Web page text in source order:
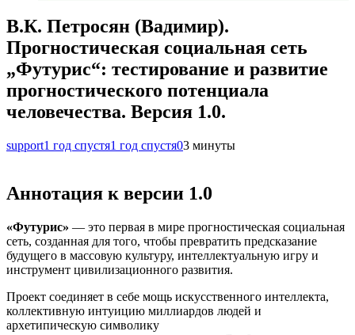
В.К. Петросян (Вадимир).
Прогностическая социальная сеть
„Футурис“: тестирование и развитие
прогностического потенциала
человечества. Версия 1.0.
support1 год спустя1 год спустя03 минуты
Аннотация к версии 1.0
«Футурис» — это первая в мире прогностическая социальная
сеть, созданная для того, чтобы превратить предсказание
будущего в массовую культуру, интеллектуальную игру и
инструмент цивилизационного развития.
Проект соединяет в себе мощь искусственного интеллекта,
коллективную интуицию миллиардов людей и
архетипическую символику